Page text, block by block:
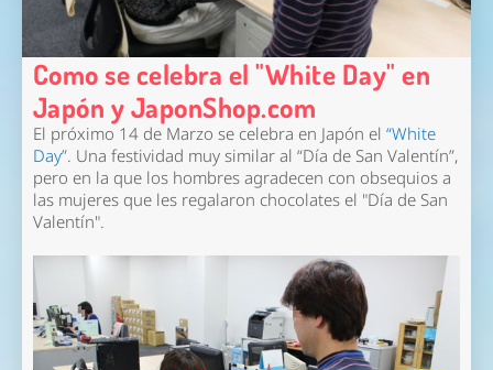
Como se celebra el "White Day" en
Japón y JaponShop.com
El próximo 14 de Marzo se celebra en Japón el “White
Day”. Una festividad muy similar al “Día de San Valentín”,
pero en la que los hombres agradecen con obsequios a
las mujeres que les regalaron chocolates el "Día de San
Valentín".